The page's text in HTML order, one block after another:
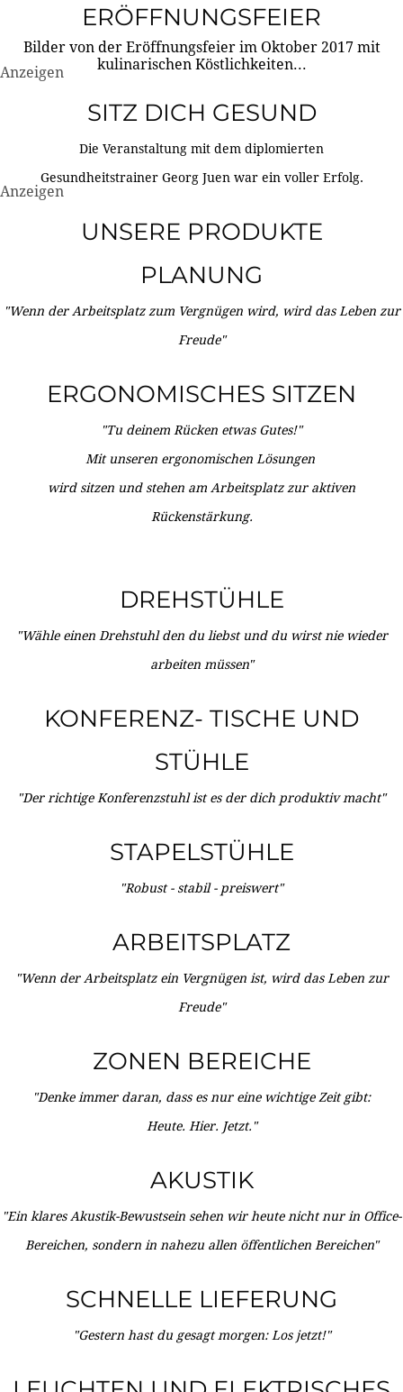
ERÖFFNUNGSFEIER
Bilder von der Eröffnungsfeier im Oktober 2017 mit
kulinarischen Köstlichkeiten...
Anzeigen
SITZ DICH GESUND
Die Veranstaltung mit dem diplomierten
Gesundheitstrainer Georg Juen war ein voller Erfolg.
Anzeigen
UNSERE PRODUKTE
PLANUNG
"Wenn der Arbeitsplatz zum Vergnügen wird, wird das Leben zur
Freude"
ERGONOMISCHES SITZEN
"Tu deinem Rücken etwas Gutes!"
Mit unseren ergonomischen Lösungen
wird sitzen und stehen am Arbeitsplatz zur aktiven
Rückenstärkung.
DREHSTÜHLE
"Wähle einen Drehstuhl den du liebst und du wirst nie wieder
arbeiten müssen"
KONFERENZ- TISCHE UND
STÜHLE
"Der richtige Konferenzstuhl ist es der dich produktiv macht"
STAPELSTÜHLE
"Robust - stabil - preiswert"
ARBEITSPLATZ
"Wenn der Arbeitsplatz ein Vergnügen ist, wird das Leben zur
Freude"
ZONEN BEREICHE
"Denke immer daran, dass es nur eine wichtige Zeit gibt:
Heute. Hier. Jetzt."
AKUSTIK
"Ein klares Akustik-Bewustsein sehen wir heute nicht nur in Office-
Bereichen, sondern in nahezu allen öffentlichen Bereichen"
SCHNELLE LIEFERUNG
"Gestern hast du gesagt morgen: Los jetzt!"